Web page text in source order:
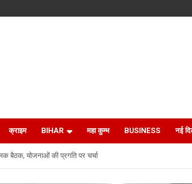
क्राइम BIHAR महा कुम्भ BUSINESS नई
बैठक, योजनाओं की प्रगति पर चर्चा